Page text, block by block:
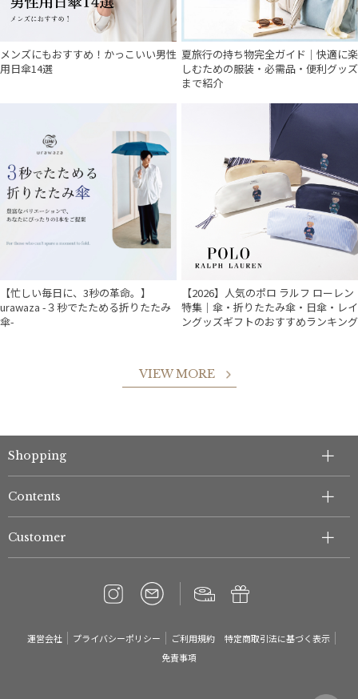
メンズにもおすすめ！かっこいい男性
用日傘14選
夏旅行の持ち物完全ガイド｜快適に楽
しむための服装・必需品・便利グッズ
まで紹介
【忙しい毎日に、3秒の革命。】
urawaza -３秒でたためる折りたたみ
傘-
【2026】人気のポロ ラルフ ローレン
特集｜傘・折りたたみ傘・日傘・レイ
ングッズギフトのおすすめランキング
VIEW MORE
Shopping
Contents
Customer
運営会社 プライバシーポリシー ご利用規約
特定商取引法に基づく表示
免責事項